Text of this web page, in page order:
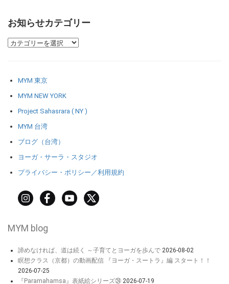
お知らせカテゴリー
MYM 東京
MYM NEW YORK
Project Sahasrara ( NY )
MYM 台湾
ブログ（台湾）
ヨーガ・サーラ・スタジオ
プライバシー・ポリシー／利用規約
MYM blog
諦めなければ、道は続く ～子育てとヨーガを歩んで 2026-08-02
瞑想クラス（京都）の動画配信 『ヨーガ・スートラ』編 スタート！！
2026-07-25
『Paramahamsa』表紙絵シリーズ㉔ 2026-07-19